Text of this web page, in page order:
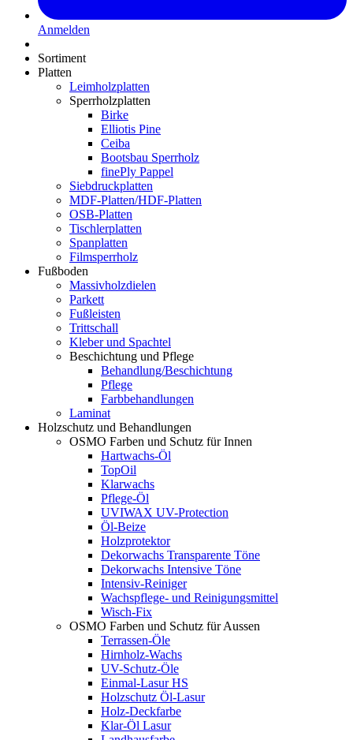
Anmelden
Sortiment
Platten
Leimholzplatten
Sperrholzplatten
Birke
Elliotis Pine
Ceiba
Bootsbau Sperrholz
finePly Pappel
Siebdruckplatten
MDF-Platten/HDF-Platten
OSB-Platten
Tischlerplatten
Spanplatten
Filmsperrholz
Fußboden
Massivholzdielen
Parkett
Fußleisten
Trittschall
Kleber und Spachtel
Beschichtung und Pflege
Behandlung/Beschichtung
Pflege
Farbbehandlungen
Laminat
Holzschutz und Behandlungen
OSMO Farben und Schutz für Innen
Hartwachs-Öl
TopOil
Klarwachs
Pflege-Öl
UVIWAX UV-Protection
Öl-Beize
Holzprotektor
Dekorwachs Transparente Töne
Dekorwachs Intensive Töne
Intensiv-Reiniger
Wachspflege- und Reinigungsmittel
Wisch-Fix
OSMO Farben und Schutz für Aussen
Terrassen-Öle
Hirnholz-Wachs
UV-Schutz-Öle
Einmal-Lasur HS
Holzschutz Öl-Lasur
Holz-Deckfarbe
Klar-Öl Lasur